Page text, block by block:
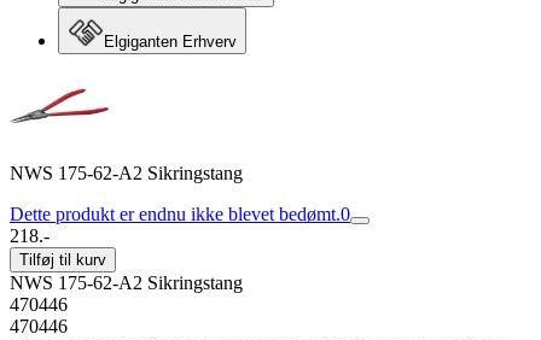
Elgiganten Erhverv
NWS 175-62-A2 Sikringstang
Dette produkt er endnu ikke blevet bedømt.0
218.-
Tilføj til kurv
NWS 175-62-A2 Sikringstang
470446
470446